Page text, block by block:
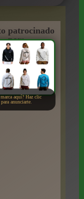
patrocinado
por:
aquí? Haz clic
para anunciarte.